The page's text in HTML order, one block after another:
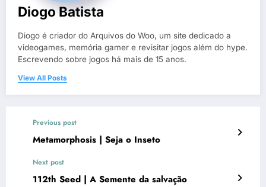
Diogo Batista
Diogo é criador do Arquivos do Woo, um site dedicado a
videogames, memória gamer e revisitar jogos além do hype.
Escrevendo sobre jogos há mais de 15 anos.
View All Posts
Previous post
Metamorphosis | Seja o Inseto
Next post
112th Seed | A Semente da salvação